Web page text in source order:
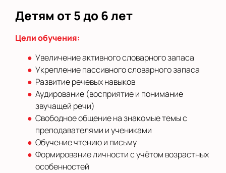
Детям от 5 до 6 лет
Цели обучения:
Увеличение активного словарного запаса
Укрепление пассивного словарного запаса
Развитие речевых навыков
Аудирование (восприятие и понимание
звучащей речи)
Свободное общение на знакомые темы с
преподавателями и учениками
Обучение чтению и письму
Формирование личности с учётом возрастных
особенностей